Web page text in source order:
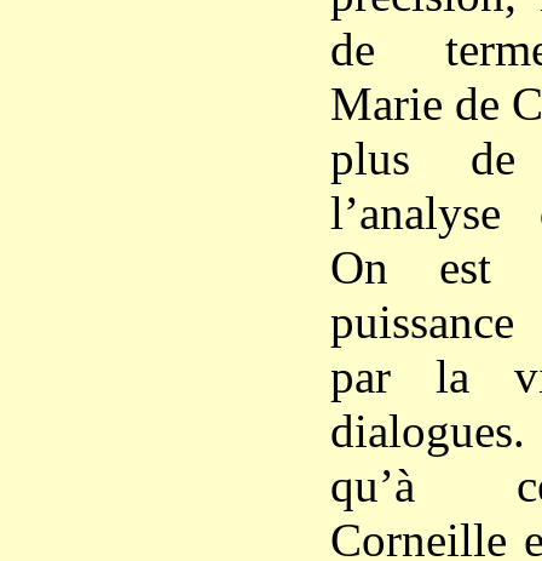
de
Marie de
plus de
l’analyse
On est
par la
qu’à
Corneille